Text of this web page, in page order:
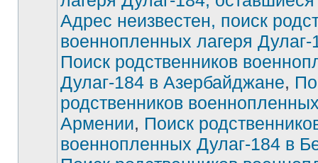
Нет
сообщений
Адрес неизвестен, поиск
военнопленных лагеря
Поиск родственников
Дулаг-184 в Азербайджане,
родственников
Армении, Поиск
военнопленных Дулаг-184 в